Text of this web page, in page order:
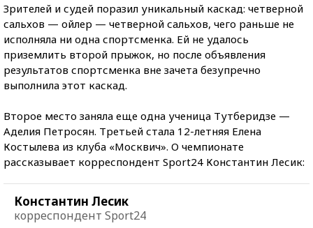
Зрителей и судей поразил уникальный каскад: четверной
сальхов — ойлер — четверной сальхов, чего раньше не
исполняла ни одна спортсменка. Ей не удалось
приземлить второй прыжок, но после объявления
результатов спортсменка вне зачета безупречно
выполнила этот каскад.
Второе место заняла еще одна ученица Тутберидзе —
Аделия Петросян. Третьей стала 12-летняя Елена
Костылева из клуба «Москвич». О чемпионате
рассказывает корреспондент Sport24 Константин Лесик:
Константин Лесик
корреспондент Sport24